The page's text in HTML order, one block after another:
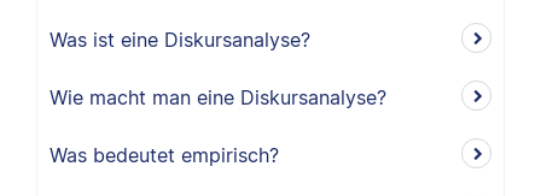
Was ist eine Diskursanalyse?
Wie macht man eine Diskursanalyse?
Was bedeutet empirisch?